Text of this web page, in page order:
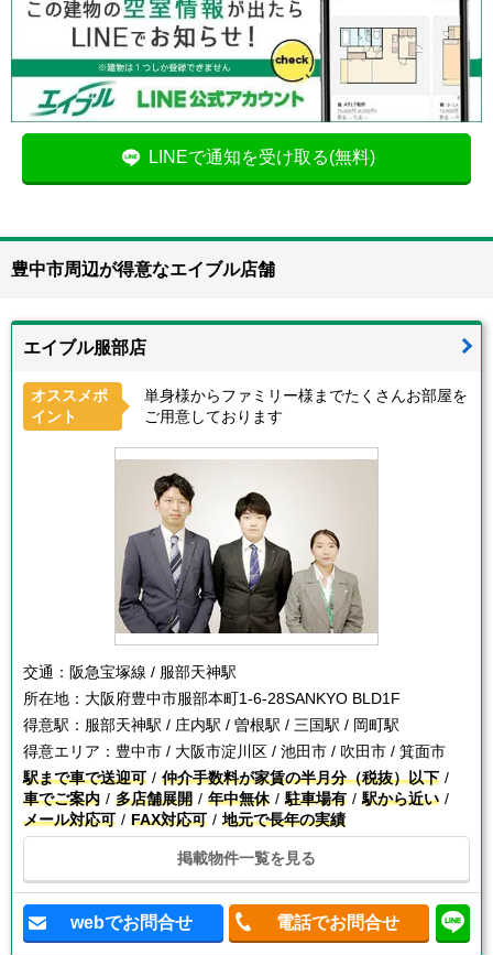
LINEで通知を受け取る(無料)
豊中市周辺が得意なエイブル店舗
エイブル服部店
オススメポ
イント
単身様からファミリー様までたくさんお部屋を
ご用意しております
交通： 阪急宝塚線 / 服部天神駅
所在地： 大阪府豊中市服部本町1-6-28SANKYO BLD1F
得意駅： 服部天神駅 / 庄内駅 / 曽根駅 / 三国駅 / 岡町駅
得意エリア： 豊中市 / 大阪市淀川区 / 池田市 / 吹田市 / 箕面市
駅まで車で送迎可
仲介手数料が家賃の半月分（税抜）以下
車でご案内
多店舗展開 年中無休 駐車場有
駅から近い
メール対応可
FAX対応可 地元で長年の実績
掲載物件一覧を見る
webでお問合せ 電話でお問合せ